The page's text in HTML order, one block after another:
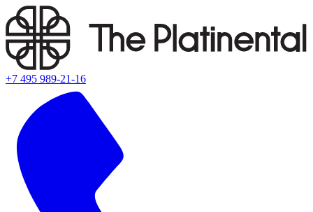
+7 495 989-21-16